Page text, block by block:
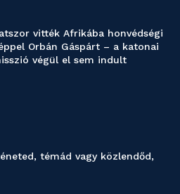
vitték Afrikába honvédségi
Orbán Gáspárt – a katonai
végül el sem indult
témád vagy közlendőd,